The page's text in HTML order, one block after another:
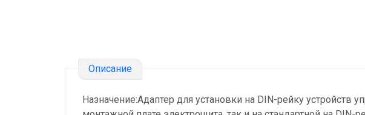
Описание
Назначение:Адаптер для установки на DIN-рейку